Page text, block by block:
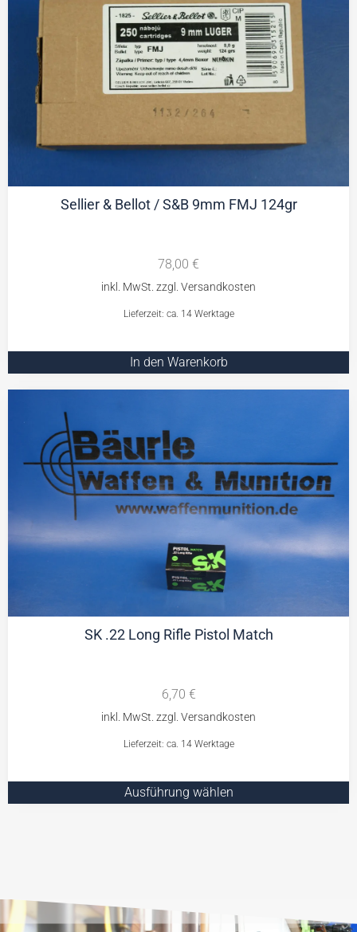
Sellier & Bellot / S&B 9mm FMJ 124gr
78,00 €
Lieferzeit: ca. 14 Werktage
In den Warenkorb
SK .22 Long Rifle Pistol Match
6,70 €
Lieferzeit: ca. 14 Werktage
Ausführung wählen